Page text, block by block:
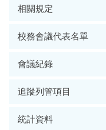
相關規定
校務會議代表名單
會議紀錄
追蹤列管項目
統計資料